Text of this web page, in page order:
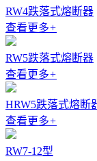
RW4跌落式熔断器
查看更多+
RW5跌落式熔断器
查看更多+
HRW5跌落式熔断
查看更多+
RW7-12型